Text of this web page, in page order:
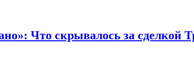
Что скрывалось за сделкой